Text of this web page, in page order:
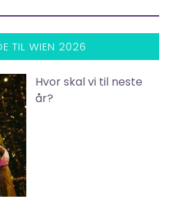
TIL WIEN 2026
Hvor skal vi til neste
år?